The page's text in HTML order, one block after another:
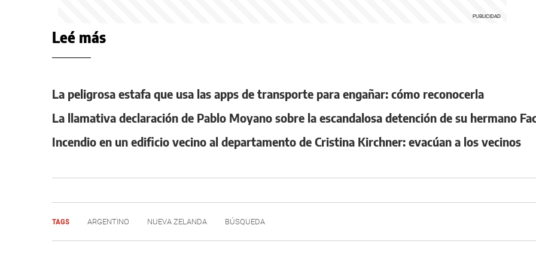
Leé más
La peligrosa estafa que usa las apps de transporte para engañar: cómo reconocerla
La llamativa declaración de Pablo Moyano sobre la escandalosa detención de su hermano
Incendio en un edificio vecino al departamento de Cristina Kirchner: evacúan a los vecinos
TAGS ARGENTINO NUEVA ZELANDA BÚSQUEDA